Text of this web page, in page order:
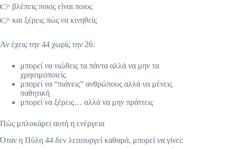
👉 βλέπεις ποιος είναι ποιος
👉 και ξέρεις πώς να κινηθείς
Αν έχεις την 44 χωρίς την 26:
μπορεί να νιώθεις τα πάντα αλλά να μην τα
χρησιμοποιείς
μπορεί να “πιάνεις” ανθρώπους αλλά να μένεις
παθητική
μπορεί να ξέρεις… αλλά να μην πράττεις
Πώς μπλοκάρει αυτή η ενέργεια
Όταν η Πύλη 44 δεν λειτουργεί καθαρά, μπορεί να γίνει: